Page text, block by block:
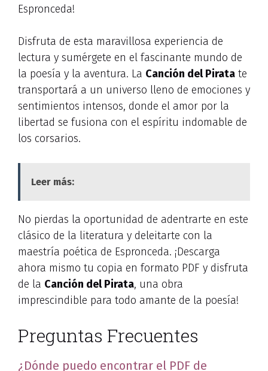
Espronceda!
Disfruta de esta maravillosa experiencia de
lectura y sumérgete en el fascinante mundo de
la poesía y la aventura. La Canción del Pirata te
transportará a un universo lleno de emociones y
sentimientos intensos, donde el amor por la
libertad se fusiona con el espíritu indomable de
los corsarios.
Leer más:
No pierdas la oportunidad de adentrarte en este
clásico de la literatura y deleitarte con la
maestría poética de Espronceda. ¡Descarga
ahora mismo tu copia en formato PDF y disfruta
de la Canción del Pirata, una obra
imprescindible para todo amante de la poesía!
Preguntas Frecuentes
¿Dónde puedo encontrar el PDF de